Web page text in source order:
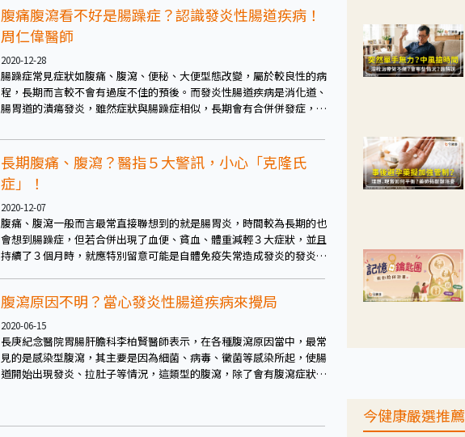
腹痛腹瀉看不好是腸躁症？認識發炎性腸道疾病！
周仁偉醫師
2020-12-28
腸躁症常見症狀如腹痛、腹瀉、便秘、大便型態改變，屬於較良性的病
程，長期而言較不會有過度不佳的預後。而發炎性腸道疾病是消化道、
腸胃道的潰瘍發炎，雖然症狀與腸躁症相似，長期會有合併併發症，病
長期腹痛、腹瀉？醫指５大警訊，小心「克隆氏
症」！
2020-12-07
腹痛、腹瀉一般而言最常直接聯想到的就是腸胃炎，時間較為長期的也
會想到腸躁症，但若合併出現了血便、貧血、體重減輕３大症狀，並且
持續了３個月時，就應特別留意可能是自體免疫失常造成發炎的發炎性
腹瀉原因不明？當心發炎性腸道疾病來攪局
2020-06-15
長庚紀念醫院胃腸肝膽科李柏賢醫師表示，在各種腹瀉原因當中，最常
見的是感染型腹瀉，其主要是因為細菌、病毒、黴菌等感染所起，使腸
道開始出現發炎、拉肚子等情況，這類型的腹瀉，除了會有腹瀉症狀之
今健康嚴選推薦